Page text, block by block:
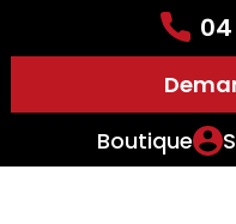
Boutique